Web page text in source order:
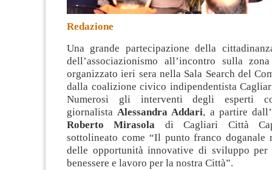
Redazione
Una grande partecipazione della
dell’associazionismo all’incontro sulla
organizzato ieri sera nella Sala Search del
dalla coalizione civico indipendentista
Numerosi gli interventi degli esperti
giornalistaAlessandra Addari, a partire
Roberto Mirasola di Cagliari Città
sottolineato come “Il punto franco doganale
delle opportunità innovative di sviluppo per
benessere e lavoro per la nostra Città”.